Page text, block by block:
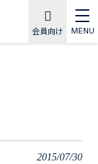
会員向け MENU
2015/07/30